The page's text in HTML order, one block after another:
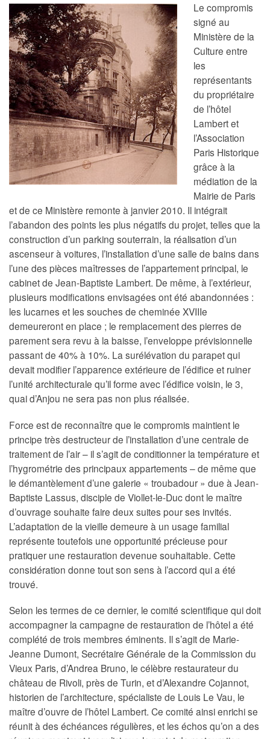
Le compromis
signé au
Ministère de la
Culture entre
les
représentants
du propriétaire
de l’hôtel
Lambert et
l’Association
Paris Historique
grâce à la
médiation de la
Mairie de Paris
et de ce Ministère remonte à janvier 2010. Il intégrait
l’abandon des points les plus négatifs du projet, telles que la
construction d’un parking souterrain, la réalisation d’un
ascenseur à voitures, l’installation d’une salle de bains dans
l’une des pièces maîtresses de l’appartement principal, le
cabinet de Jean-Baptiste Lambert. De même, à l’extérieur,
plusieurs modifications envisagées ont été abandonnées :
les lucarnes et les souches de cheminée XVIIIe
demeureront en place ; le remplacement des pierres de
parement sera revu à la baisse, l’enveloppe prévisionnelle
passant de 40% à 10%. La surélévation du parapet qui
devait modifier l’apparence extérieure de l’édifice et ruiner
l’unité architecturale qu’il forme avec l’édifice voisin, le 3,
quai d’Anjou ne sera pas non plus réalisée.
Force est de reconnaître que le compromis maintient le
principe très destructeur de l’installation d’une centrale de
traitement de l’air – il s’agit de conditionner la température et
l’hygrométrie des principaux appartements – de même que
le démantèlement d’une galerie « troubadour » due à Jean-
Baptiste Lassus, disciple de Viollet-le-Duc dont le maître
d’ouvrage souhaite faire deux suites pour ses invités.
L’adaptation de la vieille demeure à un usage familial
représente toutefois une opportunité précieuse pour
pratiquer une restauration devenue souhaitable. Cette
considération donne tout son sens à l’accord qui a été
trouvé.
Selon les termes de ce dernier, le comité scientifique qui doit
accompagner la campagne de restauration de l’hôtel a été
complété de trois membres éminents. Il s’agit de Marie-
Jeanne Dumont, Secrétaire Générale de la Commission du
Vieux Paris, d’Andrea Bruno, le célèbre restaurateur du
château de Rivoli, près de Turin, et d’Alexandre Cojannot,
historien de l’architecture, spécialiste de Louis Le Vau, le
maître d’ouvre de l’hôtel Lambert. Ce comité ainsi enrichi se
réunit à des échéances régulières, et les échos qu’on a des